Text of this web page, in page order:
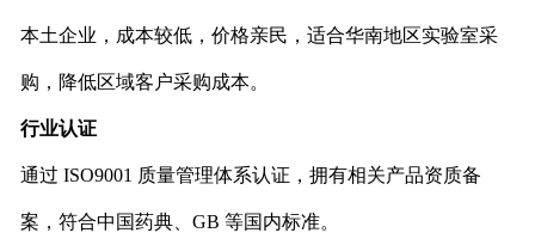
本土企业，成本较低，价格亲民，适合华南地区实验室采
购，降低区域客户采购成本。
行业认证
通过 ISO9001 质量管理体系认证，拥有相关产品资质备
案，符合中国药典、GB 等国内标准。